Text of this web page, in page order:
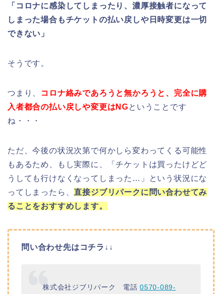
「コロナに感染してしまったり、濃厚接触者になって
しまった場合もチケットの払い戻しや日時変更は一切
できない」
そうです。
つまり、
コロナ絡みであろうと無かろうと、完全に購
入者都合の払い戻しや変更はNGということです
ね・・・
ただ、今後の状況次第で何かしら変わってくる可能性
もあるため、もし実際に、「チケットは買ったけどど
うしても行けなくなってしまった…」という状況にな
ってしまったら、直接ジブリパークに問い合わせてみ
ることをおすすめします。
問い合わせ先はコチラ↓↓
株式会社ジブリパーク 電話0570-089-